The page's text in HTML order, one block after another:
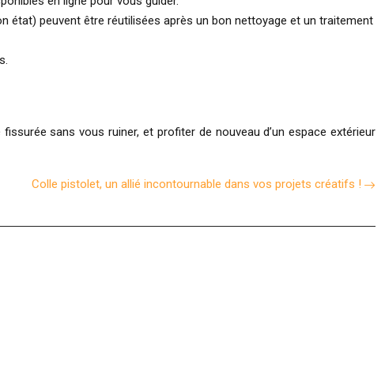
état) peuvent être réutilisées après un bon nettoyage et un traitement
sans vous ruiner, et profiter de nouveau d’un espace extérieur
Colle pistolet, un allié incontournable dans vos projets créatifs !